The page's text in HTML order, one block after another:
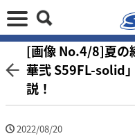
[画像 No.4/8]夏の
華弐 S59FL-solid
説！
2022/08/20